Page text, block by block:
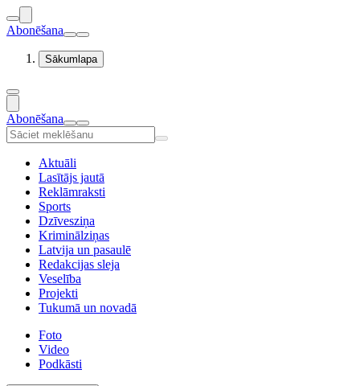
Abonēšana
Sākumlapa
Abonēšana
Aktuāli
Lasītājs jautā
Reklāmraksti
Sports
Dzīvesziņa
Kriminālziņas
Latvija un pasaulē
Redakcijas sleja
Veselība
Projekti
Tukumā un novadā
Foto
Video
Podkāsti